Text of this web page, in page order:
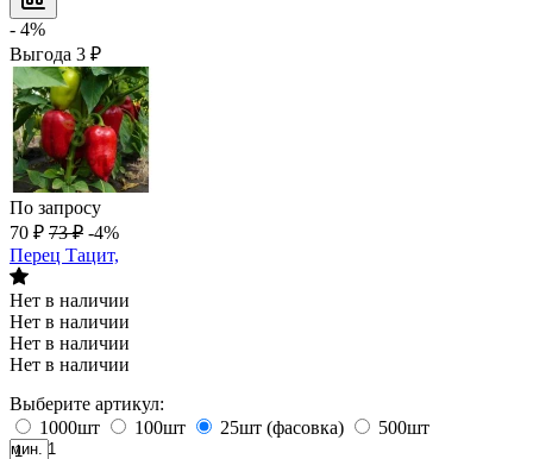
- 4%
Выгода 3 ₽
По запросу
70 ₽ 73 ₽ -4%
Перец Тацит,
Нет в наличии
Нет в наличии
Нет в наличии
Нет в наличии
Выберите артикул:
1000шт
100шт 25шт (фасовка) 500шт
мин. 1